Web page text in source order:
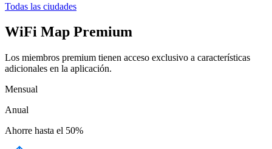
Todas las ciudades
WiFi Map Premium
Los miembros premium tienen acceso exclusivo a características
adicionales en la aplicación.
Mensual
Anual
Ahorre hasta el 50%